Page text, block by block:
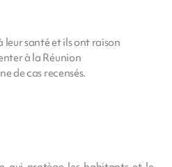
leur santé et ils ont raison
à la Réunion
de cas recensés.